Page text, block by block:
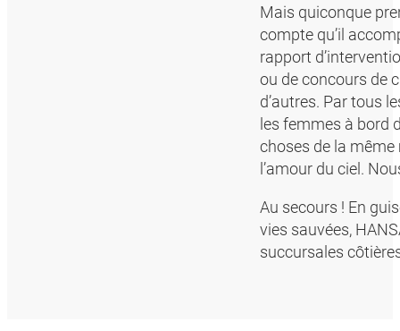
Mais quiconque
compte qu’il
rapport
ou de concours de
d’autres. Par tous
les femmes à bord
choses de la même
l’amour du ciel.
Au secours ! En
vies sauvées,
succursales